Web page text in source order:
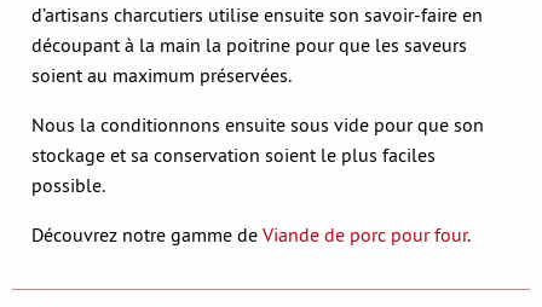
d’artisans charcutiers utilise ensuite son savoir-faire en
découpant à la main la poitrine pour que les saveurs
soient au maximum préservées.
Nous la conditionnons ensuite sous vide pour que son
stockage et sa conservation soient le plus faciles
possible.
Découvrez notre gamme de Viande de porc pour four.